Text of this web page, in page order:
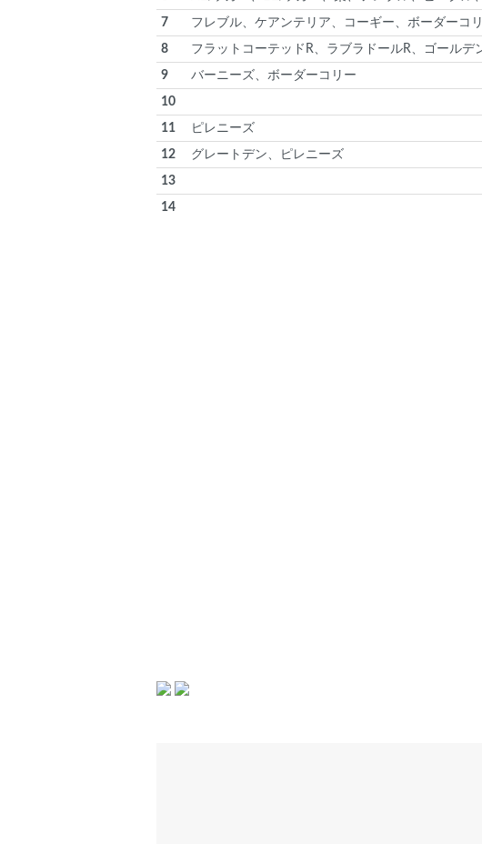
7 フレブル、ケアンテリア、コーギー、ボーダーコ
8 フラットコーテッドR、ラブラドールR、ゴールデ
9 バーニーズ、ボーダーコリー
10
11 ピレニーズ
12 グレートデン、ピレニーズ
13
14